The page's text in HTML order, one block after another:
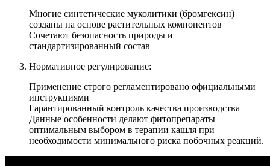
Многие синтетические муколитики (бромгексин)
созданы на основе растительных компонентов
Сочетают безопасность природы и
стандартизированный состав
Нормативное регулирование:
Применение строго регламентировано официальными
инструкциями
Гарантированный контроль качества производства
Данные особенности делают фитопрепараты
оптимальным выбором в терапии кашля при
необходимости минимального риска побочных реакций.